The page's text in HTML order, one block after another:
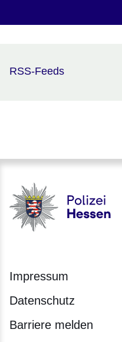
RSS-Feeds
Polizei - Polizei.hessen.de
Impressum
Datenschutz
Barriere melden